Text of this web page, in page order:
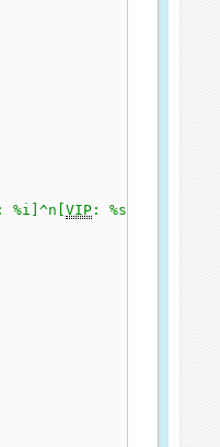
%i]^n[VIP : %s]^n[Ranga: